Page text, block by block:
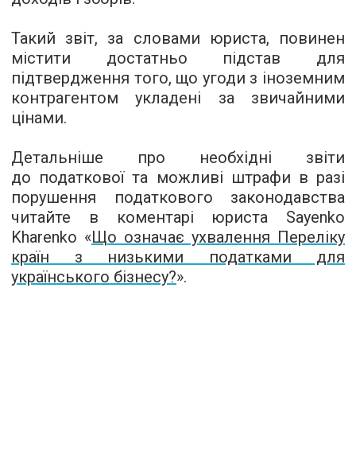
Такий звіт, за словами юриста, повинен
містити достатньо підстав для
підтвердження того, що угоди з іноземним
контрагентом укладені за звичайними
цінами.
Детальніше про необхідні звіти
до податкової та можливі штрафи в разі
порушення податкового законодавства
читайте в коментарі юриста Sayenko
Kharenko «Що означає ухвалення Переліку
країн з низькими податками для
українського бізнесу?».